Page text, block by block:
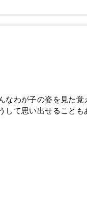
なわが子の姿を見た覚
して思い出せることも